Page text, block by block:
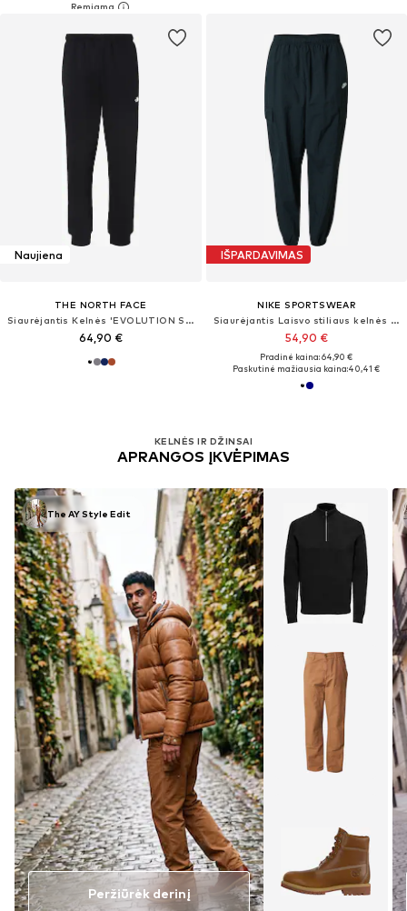
Naujiena
THE NORTH FACE
Siaurėjantis Kelnės 'EVOLUTION SIMPLE DOME'
64,90 €
IŠPARDAVIMAS
NIKE SPORTSWEAR
Siaurėjantis Laisvo stiliaus kelnės 'CLUB'
54,90 €
Pradinė kaina: 64,90 €
Paskutinė mažiausia kaina:40,41 €
KELNĖS IR DŽINSAI
APRANGOS ĮKVĖPIMAS
The AY Style Edit
Peržiūrėk derinį